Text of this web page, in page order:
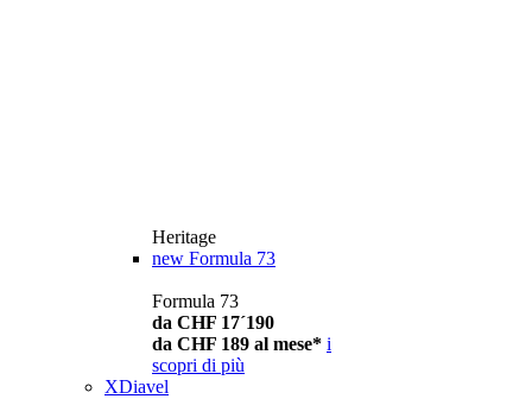
Heritage
new Formula 73
Formula 73
da CHF 17´190
da CHF 189 al mese* i
scopri di più
XDiavel